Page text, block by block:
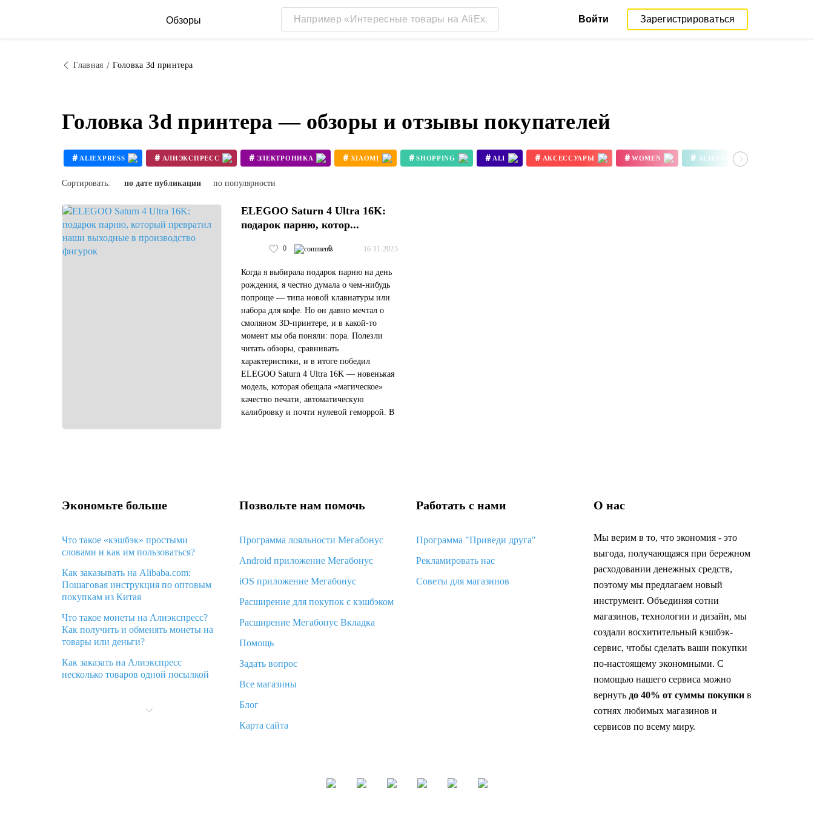
Обзоры Войти Зарегистрироваться
Главная Головка 3d принтера
Головка 3d принтера — обзоры и отзывы покупателей
# ALIEXPRESS # АЛИЭКСПРЕСС # ЭЛЕКТРОНИКА # XIAOMI # SHOPPING # ALI # АКСЕССУАРЫ # WOMEN #
Сортировать: по дате публикации по популярности
ELEGOO Saturn 4 Ultra 16K:
подарок парню, котор...
0 0 16.11.2025
Когда я выбирала подарок парню на день
рождения, я честно думала о чем-нибудь
попроще — типа новой клавиатуры или
набора для кофе. Но он давно мечтал о
смоляном 3D-принтере, и в какой-то
момент мы оба поняли: пора. Полезли
читать обзоры, сравнивать
характеристики, и в итоге победил
ELEGOO Saturn 4 Ultra 16K — новенькая
модель, которая обещала «магическое»
качество печати, автоматическую
калибровку и почти нулевой геморрой. В
Экономьте больше
Что такое «кэшбэк» простыми
словами и как им пользоваться?
Как заказывать на Alibaba.com:
Пошаговая инструкция по оптовым
покупкам из Китая
Что такое монеты на Алиэкспресс?
Как получить и обменять монеты на
товары или деньги?
Как заказать на Алиэкспресс
несколько товаров одной посылкой
Алиэкспресс и что делать?
Позвольте нам помочь
Программа лояльности Мегабонус
Android приложение Мегабонус
iOS приложение Мегабонус
Расширение для покупок с кэшбэком
Расширение Мегабонус Вкладка
Помощь
Задать вопрос
Все магазины
Блог
Карта сайта
Работать с нами
Программа "Приведи друга"
Рекламировать нас
Советы для магазинов
О нас
Мы верим в то, что экономия - это
выгода, получающаяся при бережном
расходовании денежных средств,
поэтому мы предлагаем новый
инструмент. Объединяя сотни
магазинов, технологии и дизайн, мы
создали восхитительный кэшбэк-
сервис, чтобы сделать ваши покупки
по-настоящему экономными. С
помощью нашего сервиса можно
вернуть до 40% от суммы покупкив
сотнях любимых магазинов и
сервисов по всему миру.